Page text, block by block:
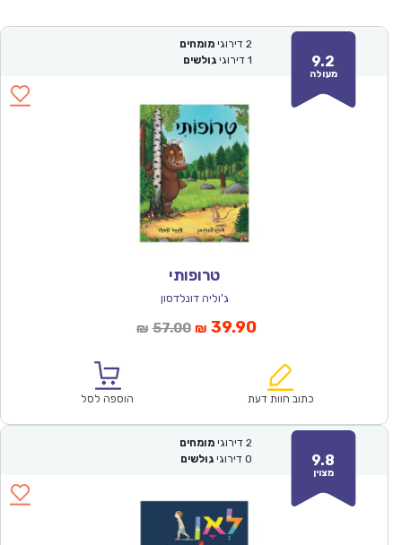
9.2
מעולה
2 דירוגי מומחים
1 דירוגי גולשים
טרופותי
ג'וליה דונלדסון
₪ 57.00המחיר
₪57.00.
₪ 39.90המחיר
הוא:
כתוב חוות דעת הוספה לסל
9.8
מצוין
2 דירוגי מומחים
0 דירוגי גולשים